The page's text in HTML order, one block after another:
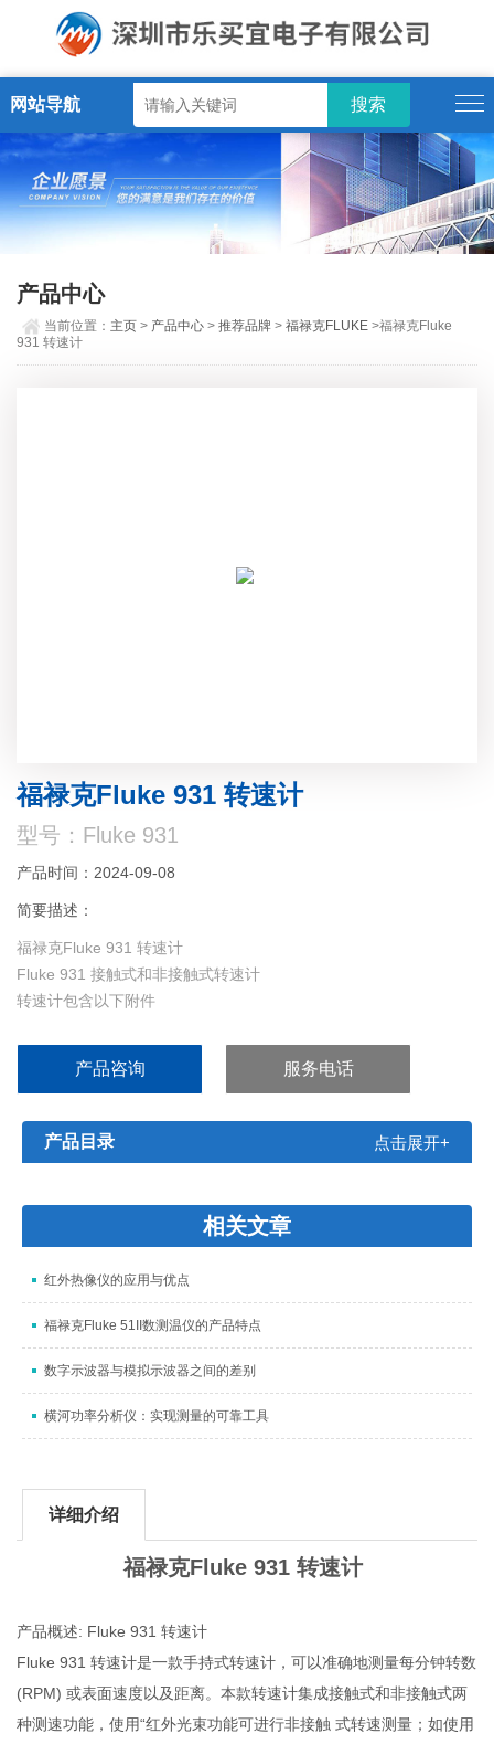
网站导航
产品中心
当前位置： 主页 > 产品中心 >推荐品牌 >福禄克FLUKE >福禄克Fluke
931 转速计
福禄克Fluke 931 转速计
型号：Fluke 931
产品时间：2024-09-08
简要描述：
福禄克Fluke 931 转速计
Fluke 931 接触式和非接触式转速计
转速计包含以下附件
锥形测速头
加长杆
10根反光带
产品咨询 服务电话
产品目录 点击展开+
相关文章
红外热像仪的应用与优点
福禄克Fluke 51II数测温仪的产品特点
数字示波器与模拟示波器之间的差别
横河功率分析仪：实现测量的可靠工具
详细介绍
福禄克Fluke 931 转速计
产品概述: Fluke 931 转速计
Fluke 931 转速计是一款手持式转速计，可以准确地测量每分钟转数
(RPM) 或表面速度以及距离。本款转速计集成接触式和非接触式两
种测速功能，使用“红外光束功能可进行非接触 式转速测量；如使用